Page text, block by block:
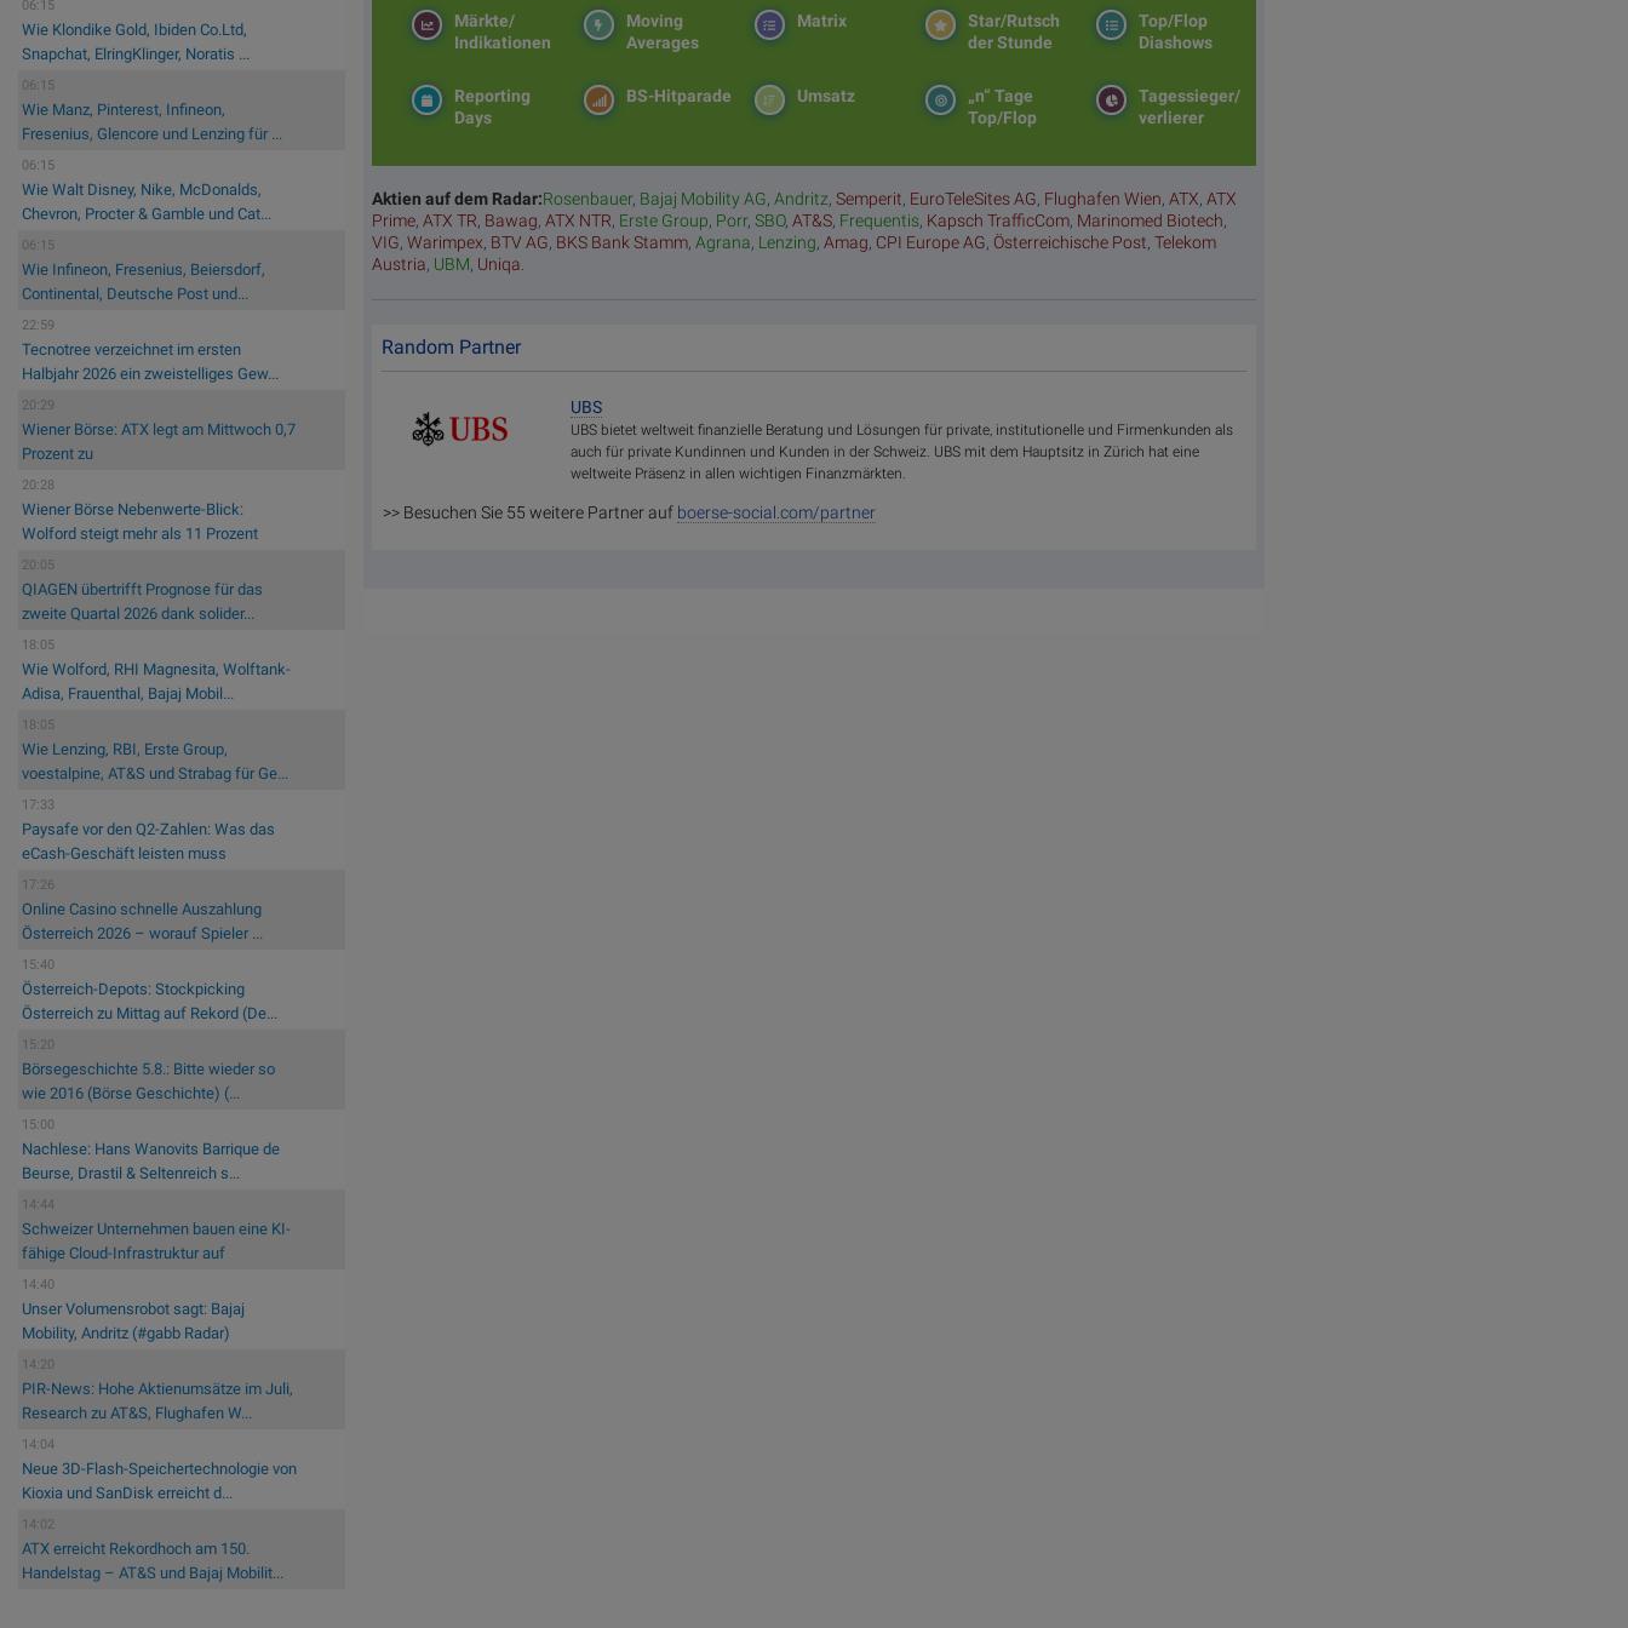
06:15
Wie Klondike Gold, Ibiden Co.Ltd,
Snapchat, ElringKlinger, Noratis ...
06:15
Wie Manz, Pinterest, Infineon,
Fresenius, Glencore und Lenzing für ...
06:15
Wie Walt Disney, Nike, McDonalds,
Chevron, Procter & Gamble und Cat...
06:15
Wie Infineon, Fresenius, Beiersdorf,
Continental, Deutsche Post und...
22:59
Tecnotree verzeichnet im ersten
Halbjahr 2026 ein zweistelliges Gew...
20:29
Wiener Börse: ATX legt am Mittwoch 0,7
Prozent zu
20:28
Wiener Börse Nebenwerte-Blick:
Wolford steigt mehr als 11 Prozent
20:05
QIAGEN übertrifft Prognose für das
zweite Quartal 2026 dank solider...
18:05
Wie Wolford, RHI Magnesita, Wolftank-
Adisa, Frauenthal, Bajaj Mobil...
18:05
Wie Lenzing, RBI, Erste Group,
voestalpine, AT&S und Strabag für Ge...
17:33
Paysafe vor den Q2-Zahlen: Was das
eCash-Geschäft leisten muss
17:26
Online Casino schnelle Auszahlung
Österreich 2026 – worauf Spieler ...
15:40
Österreich-Depots: Stockpicking
Österreich zu Mittag auf Rekord (De...
15:20
Börsegeschichte 5.8.: Bitte wieder so
wie 2016 (Börse Geschichte) (...
15:00
Nachlese: Hans Wanovits Barrique de
Beurse, Drastil & Seltenreich s...
14:44
Schweizer Unternehmen bauen eine KI-
fähige Cloud-Infrastruktur auf
14:40
Unser Volumensrobot sagt: Bajaj
Mobility, Andritz (#gabb Radar)
14:20
PIR-News: Hohe Aktienumsätze im Juli,
Research zu AT&S, Flughafen W...
14:04
Neue 3D-Flash-Speichertechnologie von
Kioxia und SanDisk erreicht d...
14:02
ATX erreicht Rekordhoch am 150.
Handelstag – AT&S und Bajaj Mobilit...
Top/Flop
Diashows
Star/Rutsch
der Stunde
Matrix
Moving
Averages
Märkte/
Indikationen
Tagessieger/
verlierer
„n“ Tage
Top/Flop
Umsatz
BS-Hitparade
Reporting
Days
Aktien auf dem Radar:Rosenbauer, Bajaj Mobility AG,Andritz,Semperit, EuroTeleSites AG, Flughafen Wien,ATX,ATX
Prime,ATX TR, Bawag,ATX NTR, Erste Group, Porr,SBO,AT&S, Frequentis, Kapsch TrafficCom, Marinomed Biotech,
VIG,Warimpex, BTV AG, BKS Bank Stamm,Agrana, Lenzing,Amag, CPI Europe AG, Österreichische Post,Telekom
Austria, UBM, Uniqa
Random Partner
UBS
UBS bietet weltweit finanzielle Beratung und Lösungen für private, institutionelle und Firmenkunden als
auch für private Kundinnen und Kunden in der Schweiz. UBS mit dem Hauptsitz in Zürich hat eine
weltweite Präsenz in allen wichtigen Finanzmärkten.
>> Besuchen Sie 55 weitere Partner auf boerse-social.com/partner